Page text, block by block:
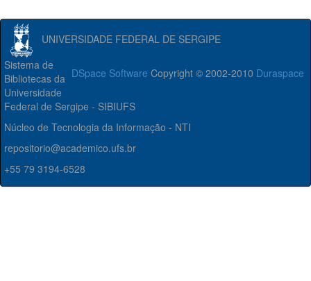
UNIVERSIDADE FEDERAL DE SERGIPE
DSpace Software Copyright © 2002-2010 Duraspace
Sistema de
Bibliotecas da
Universidade
Federal de Sergipe - SIBIUFS
Núcleo de Tecnologia da Informação - NTI
repositorio@academico.ufs.br
+55 79 3194-6528